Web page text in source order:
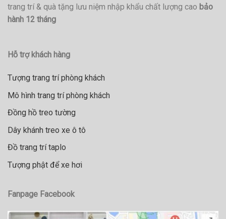
trang trí & quà tặng lưu niệm nhập khẩu chất lượng cao bảo
hành 12 tháng
Hỗ trợ khách hàng
Tượng trang trí phòng khách
Mô hình trang trí phòng khách
Đồng hồ treo tường
Dây khánh treo xe ô tô
Đồ trang trí taplo
Tượng phật để xe hơi
Fanpage Facebook